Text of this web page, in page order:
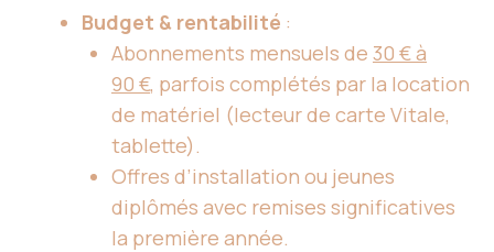
Budget & rentabilité :
Abonnements mensuels de 30 € à
90 €, parfois complétés par la location
de matériel (lecteur de carte Vitale,
tablette).
Offres d’installation ou jeunes
diplômés avec remises significatives
la première année.